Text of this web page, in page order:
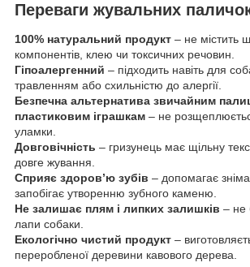
Переваги жувальних
100% натуральний продукт – не містить
компонентів, клею чи токсичних речовин.
Гіпоалергенний – підходить навіть для
травленням або схильністю до алергії.
Безпечна альтернатива звичайним
пластиковим іграшкам – не
уламки.
Довговічність – гризунець має щільну
довге жування.
Сприяє здоров’ю зубів – допомагає
запобігає утворенню зубного каменю.
Не залишає плям і липких залишків – не
лапи собаки.
Екологічно чистий продукт –
переробленої деревини кавового дерева.